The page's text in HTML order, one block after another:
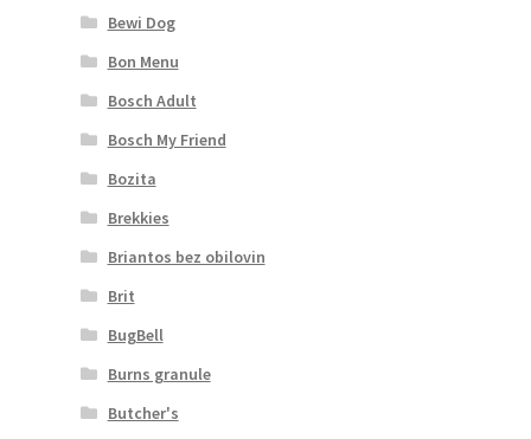
Bewi Dog
Bon Menu
Bosch Adult
Bosch My Friend
Bozita
Brekkies
Briantos bez obilovin
Brit
BugBell
Burns granule
Butcher's